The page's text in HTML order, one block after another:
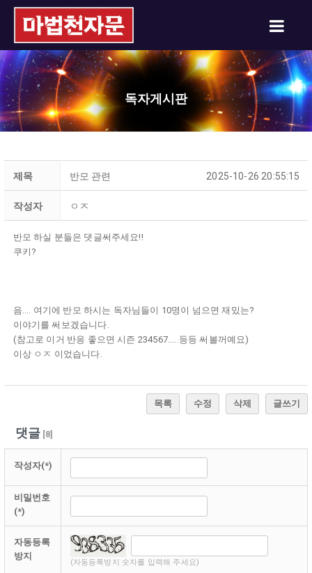
독자게시판
제목 반모 관련 2025-10-26 20:55:15
작성자 ㅇㅈ
반모 하실 분들은 댓글써주세요!!
쿠키?
음.... 여기에 반모 하시는 독자님들이 10명이 넘으면 재밌는?
이야기를 써보겠습니다.
(참고로 이거 반응 좋으면 시즌 234567.....등등 써볼꺼예요)
이상 ㅇㅈ 이었습니다.
목록 수정 삭제 글쓰기
댓글[8]
작성자(*)
비밀번호
(*)
자동등록
방지
(자동등록방지 숫자를 입력해 주세요)